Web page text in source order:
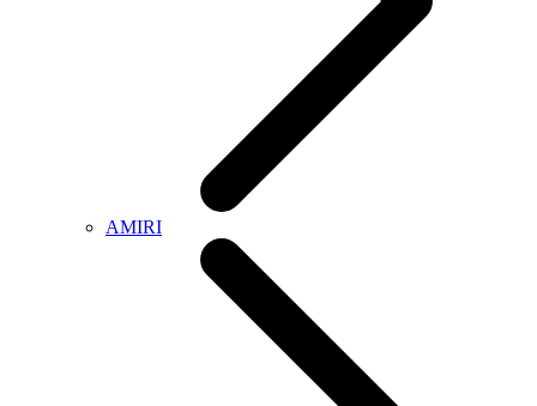
AMIRI